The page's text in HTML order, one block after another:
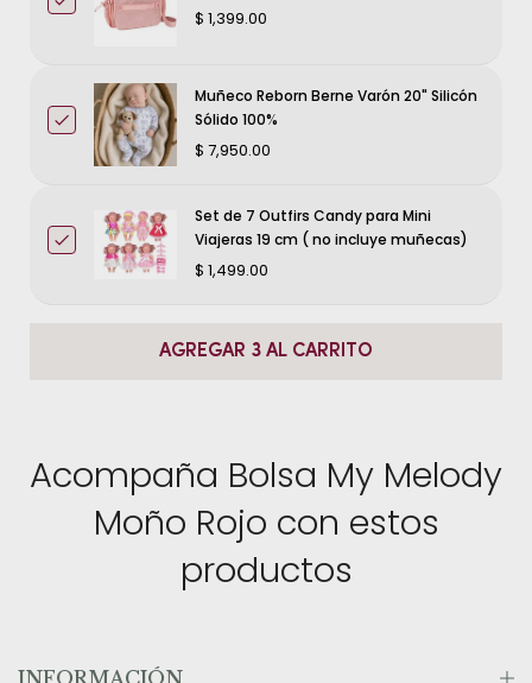
$ 1,399.00
Muñeco Reborn Berne Varón 20" Silicón
Sólido 100%
$ 7,950.00
Set de 7 Outfirs Candy para Mini
Viajeras 19 cm ( no incluye muñecas)
$ 1,499.00
AGREGAR 3 AL CARRITO
Acompaña Bolsa My Melody
Moño Rojo con estos
productos
INFORMACIÓN